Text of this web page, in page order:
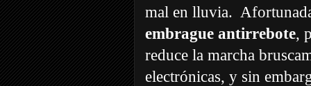
mal en lluvia.
embrague antirrebote,
reduce la marcha
electrónicas, y sin